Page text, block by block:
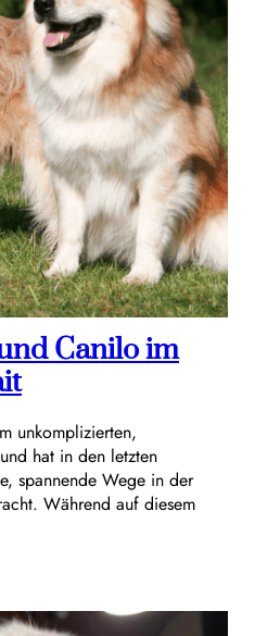
Canilo im
unkomplizierten,
hat in den letzten
spannende Wege in der
Während auf diesem